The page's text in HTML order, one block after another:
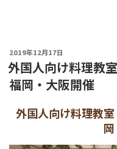
POSTED
ON
2019年12月17日
外国人向け料理教
福岡・大阪開催
外国人向け料理教